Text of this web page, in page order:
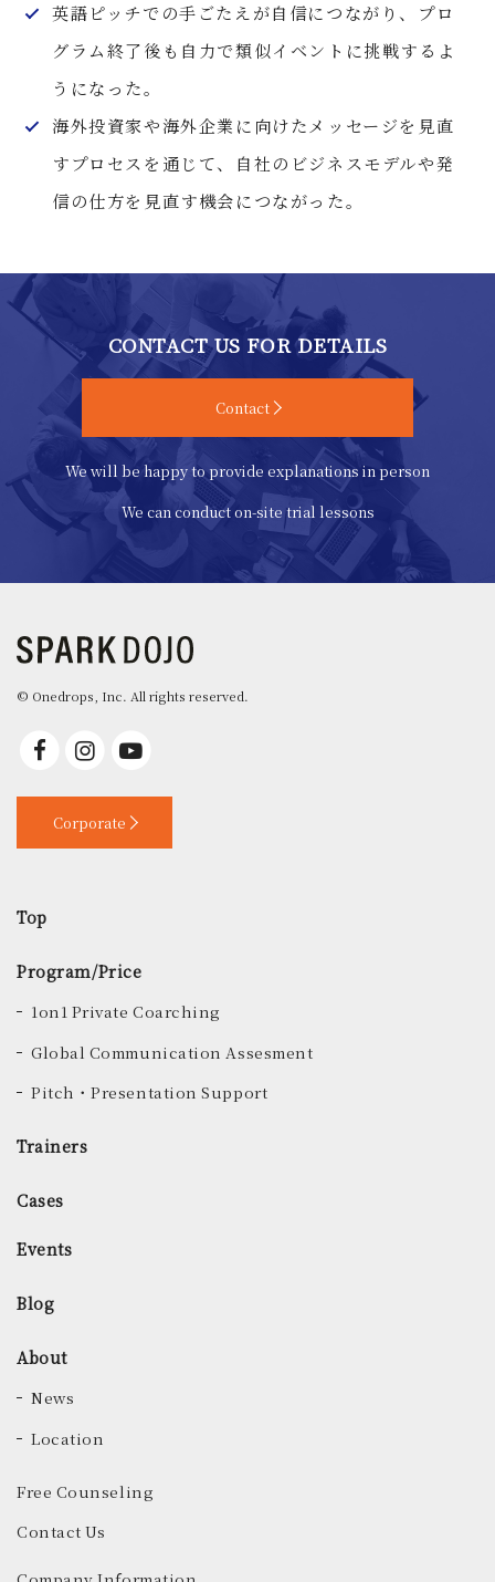
英語ピッチでの手ごたえが自信につながり、プロ
グラム終了後も自力で類似イベントに挑戦するよ
うになった。
海外投資家や海外企業に向けたメッセージを見直
すプロセスを通じて、自社のビジネスモデルや発
信の仕方を見直す機会につながった。
CONTACT US FOR DETAILS
Contact
We will be happy to provide explanations in person
We can conduct on-site trial lessons
© Onedrops, Inc. All rights reserved.
Corporate
Top
Program/Price
1on1 Private Coarching
Global Communication Assesment
Pitch・Presentation Support
Trainers
Cases
Events
Blog
About
News
Location
Free Counseling
Contact Us